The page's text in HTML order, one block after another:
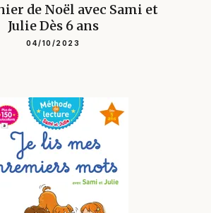
de Noël avec Sami et
Julie Dès 6 ans
04/10/2023